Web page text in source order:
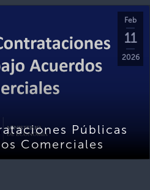
Feb
11
2026
Públicas
Comerciales